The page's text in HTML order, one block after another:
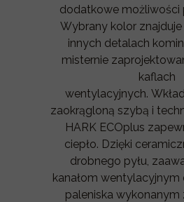
dodatkowe możliwości
Wybrany kolor
innych detalach
misternie
kaflach
wentylacyjnych.
zaokrągloną szybą i
HARK ECOplus
ciepło. Dzięki
drobnego pyłu,
kanałom wentylacyjnym
paleniska wykonanym